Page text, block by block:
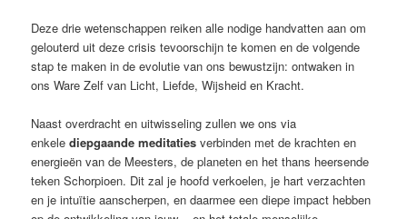
Deze drie wetenschappen reiken alle nodige handvatten aan om
gelouterd uit deze crisis tevoorschijn te komen en de volgende
stap te maken in de evolutie van ons bewustzijn: ontwaken in
ons Ware Zelf van Licht, Liefde, Wijsheid en Kracht.
Naast overdracht en uitwisseling zullen we ons via
enkelediepgaande meditaties verbinden met de krachten en
energieën van de Meesters, de planeten en het thans heersende
teken Schorpioen. Dit zal je hoofd verkoelen, je hart verzachten
en je intuïtie aanscherpen, en daarmee een diepe impact hebben